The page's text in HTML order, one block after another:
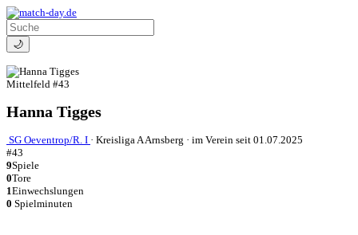
🌙
Mittelfeld #43
Hanna Tigges
SG Oeventrop/R. I · Kreisliga A Arnsberg · im Verein seit 01.07.2025
#43
9Spiele
0Tore
1Einwechslungen
0 Spielminuten